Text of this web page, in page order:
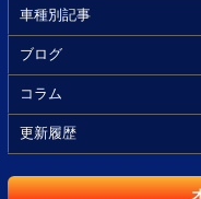
車種別記事
ブログ
コラム
更新履歴